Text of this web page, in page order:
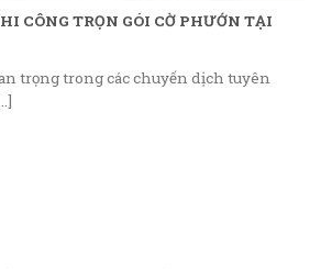
CÔNG TRỌN GÓI CỜ PHƯỚN TẠI
trọng trong các chuyến dịch tuyên